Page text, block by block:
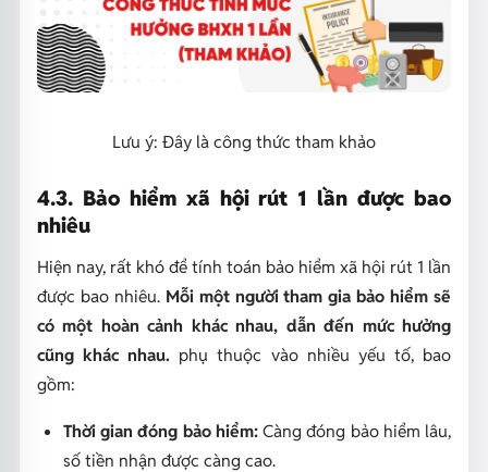
Lưu ý: Đây là công thức tham khảo
4.3. Bảo hiểm xã hội rút 1 lần được bao
nhiêu
Hiện nay, rất khó để tính toán bảo hiểm xã hội rút 1 lần
được bao nhiêu. Mỗi một người tham gia bảo hiểm sẽ
có một hoàn cảnh khác nhau, dẫn đến mức hưởng
cũng khác nhau. phụ thuộc vào nhiều yếu tố, bao
gồm:
Thời gian đóng bảo hiểm:Càng đóng bảo hiểm lâu,
số tiền nhận được càng cao.